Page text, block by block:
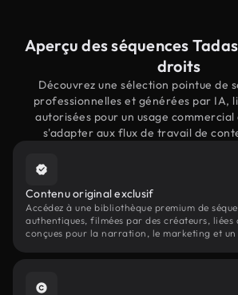
Aperçu des séquences
droits
Découvrez une sélection pointue de
professionnelles et générées par IA,
autorisées pour un usage
s'adapter aux flux de travail de
Contenu original exclusif
Accédez à une bibliothèque premium de
authentiques, filmées par des créateurs, liées
conçues pour la narration, le marketing et